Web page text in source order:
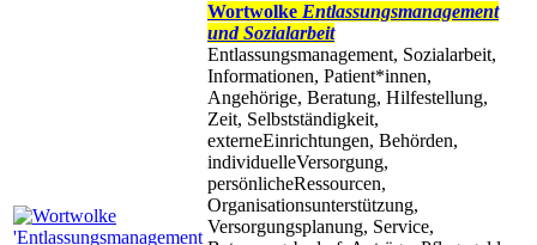
Wortwolke Entlassungsmanagement
und Sozialarbeit
Entlassungsmanagement, Sozialarbeit,
Informationen, Patient*innen,
Angehörige, Beratung, Hilfestellung,
Zeit, Selbstständigkeit,
externeEinrichtungen, Behörden,
individuelleVersorgung,
persönlicheRessourcen,
Organisationsunterstützung,
Versorgungsplanung, Service,